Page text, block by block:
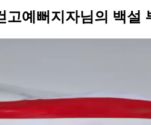
고예뻐지자님의 백설